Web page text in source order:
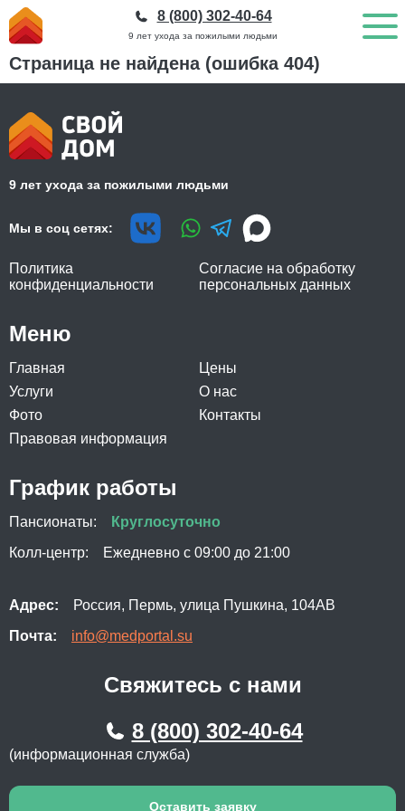
9 лет ухода за пожилыми людьми
8 (800) 302-40-64
Страница не найдена (ошибка 404)
9 лет ухода за пожилыми людьми
Мы в соц сетях:
Политика
конфиденциальности
Согласие на обработку
персональных данных
Меню
Главная
Цены
Услуги
О нас
Фото
Контакты
Правовая информация
График работы
Пансионаты:
Круглосуточно
Колл-центр:
Ежедневно с 09:00 до 21:00
Адрес:
Россия, Пермь, улица Пушкина, 104АВ
Почта:
info@medportal.su
Свяжитесь с нами
8 (800) 302-40-64
(информационная служба)
Оставить заявку